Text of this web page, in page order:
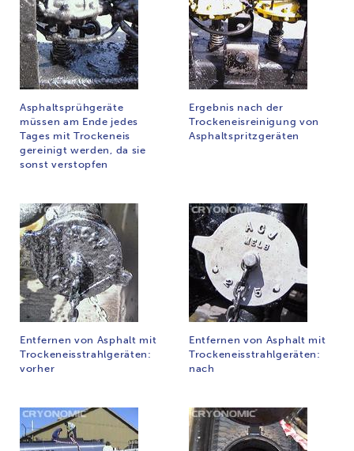
Asphaltsprühgeräte
müssen am Ende jedes
Tages mit Trockeneis
gereinigt werden, da sie
sonst verstopfen
Ergebnis nach der
Trockeneisreinigung von
Asphaltspritzgeräten
Entfernen von Asphalt mit
Trockeneisstrahlgeräten:
vorher
Entfernen von Asphalt mit
Trockeneisstrahlgeräten:
nach